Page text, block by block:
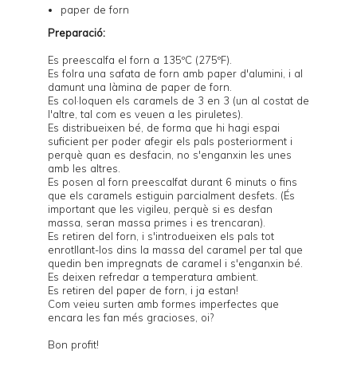
paper de forn
Preparació:
Es preescalfa el forn a 135ºC (275ºF).
Es folra una safata de forn amb paper d'alumini, i al
damunt una làmina de paper de forn.
Es col·loquen els caramels de 3 en 3 (un al costat de
l'altre, tal com es veuen a les piruletes).
Es distribueixen bé, de forma que hi hagi espai
suficient per poder afegir els pals posteriorment i
perquè quan es desfacin, no s'enganxin les unes
amb les altres.
Es posen al forn preescalfat durant 6 minuts o fins
que els caramels estiguin parcialment desfets. (És
important que les vigileu, perquè si es desfan
massa, seran massa primes i es trencaran).
Es retiren del forn, i s'introdueixen els pals tot
enrotllant-los dins la massa del caramel per tal que
quedin ben impregnats de caramel i s'enganxin bé.
Es deixen refredar a temperatura ambient.
Es retiren del paper de forn, i ja estan!
Com veieu surten amb formes imperfectes que
encara les fan més gracioses, oi?
Bon profit!